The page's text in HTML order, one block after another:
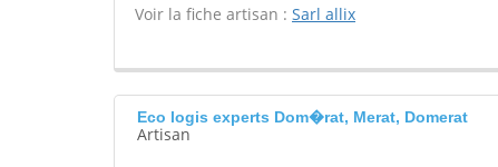
Voir la fiche artisan : Sarl allix
Eco logis experts Dom�rat, Merat, Domerat
Artisan